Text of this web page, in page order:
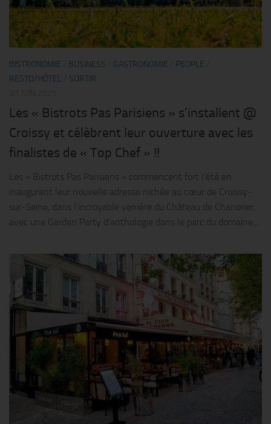
BISTRONOMIE BUSINESS GASTRONOMIE PEOPLE
RESTO/HÔTEL
SORTIR
Les « Bistrots Pas Parisiens » s’installent @
Croissy et célèbrent leur ouverture avec les
finalistes de « Top Chef » !!
Les « Bistrots Pas Parisiens » commencent fort l’été en
inaugurant leur nouvelle adresse nichée au cœur de Croissy-
sur-Seine, dans l’incroyable verrière du Château de Chanorier,
avec une Garden Party d’anthologie dans le parc du domaine....